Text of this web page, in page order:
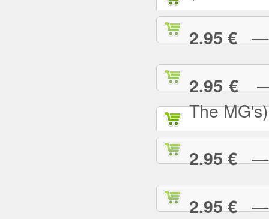
2.95 €—
2.95 €—
The MG's)
2.95 €—
2.95 €—